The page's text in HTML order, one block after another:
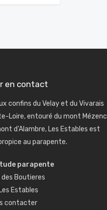
en contact
confins du Velay et du Vivarais
Loire, entouré du mont Mézenc
d'Alambre, Les Estables est
au parapente.
parapente
Boutieres
Estables
contacter